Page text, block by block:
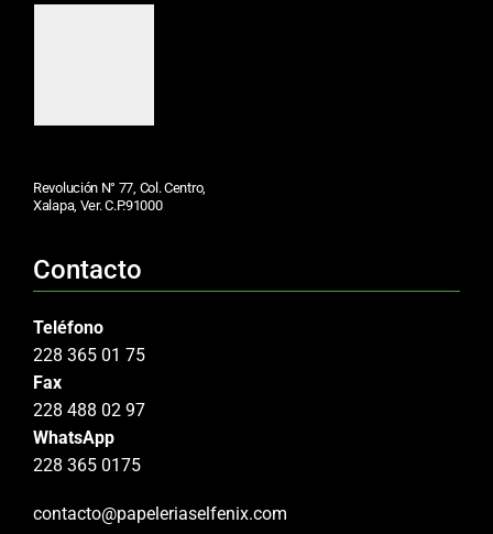
Revolución N° 77, Col. Centro,
Xalapa, Ver. C.P.91000
Contacto
Teléfono
228 365 01 75
Fax
228 488 02 97
WhatsApp
228 365 0175
contacto@papeleriaselfenix.com